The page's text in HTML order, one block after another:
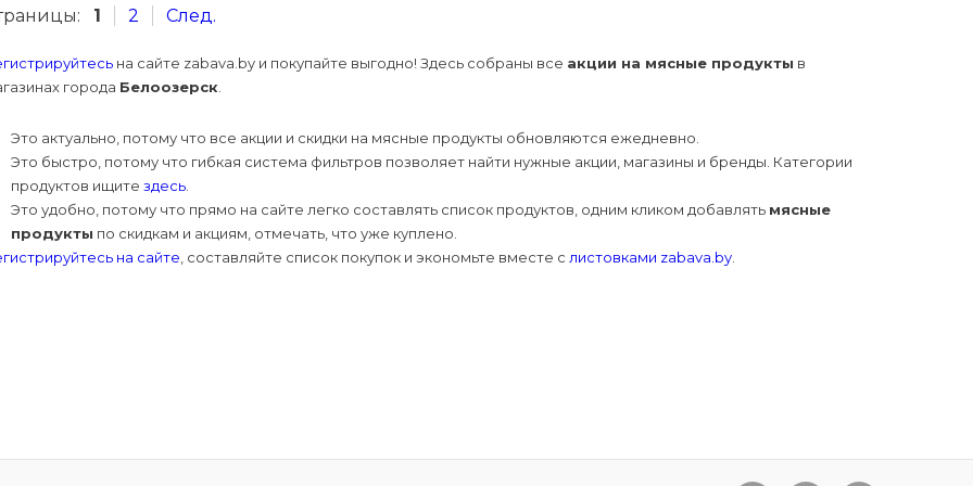
1 2 След.
на сайте zabava.by и покупайте выгодно! Здесь собраны все акции на мясные продукты в
города Белоозерск
Это актуально, потому что все акции и скидки на мясные продукты обновляются ежедневно.
Это быстро, потому что гибкая система фильтров позволяет найти нужные акции, магазины и бренды. Категории
продуктов ищите здесь.
Это удобно, потому что прямо на сайте легко составлять список продуктов, одним кликом добавлять мясные
продукты по скидкам и акциям, отмечать, что уже куплено.
на сайте , составляйте список покупок и экономьте вместе с листовками zabava.by.